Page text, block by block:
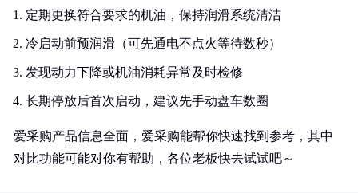
定期更换符合要求的机油，保持润滑系统清洁
冷启动前预润滑（可先通电不点火等待数秒）
发现动力下降或机油消耗异常及时检修
长期停放后首次启动，建议先手动盘车数圈
爱采购产品信息全面，爱采购能帮你快速找到参考，其中
对比功能可能对你有帮助，各位老板快去试试吧～